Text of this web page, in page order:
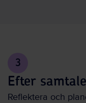
3
Efter
Reflektera och